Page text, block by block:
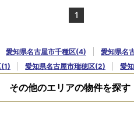
1
愛知県名古屋市千種区(4) 愛知県名
愛知県名古屋市瑞穂区(2) 愛
その他のエリアの物件を探す